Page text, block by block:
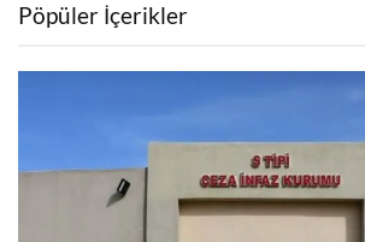
Pöpüler İçerikler